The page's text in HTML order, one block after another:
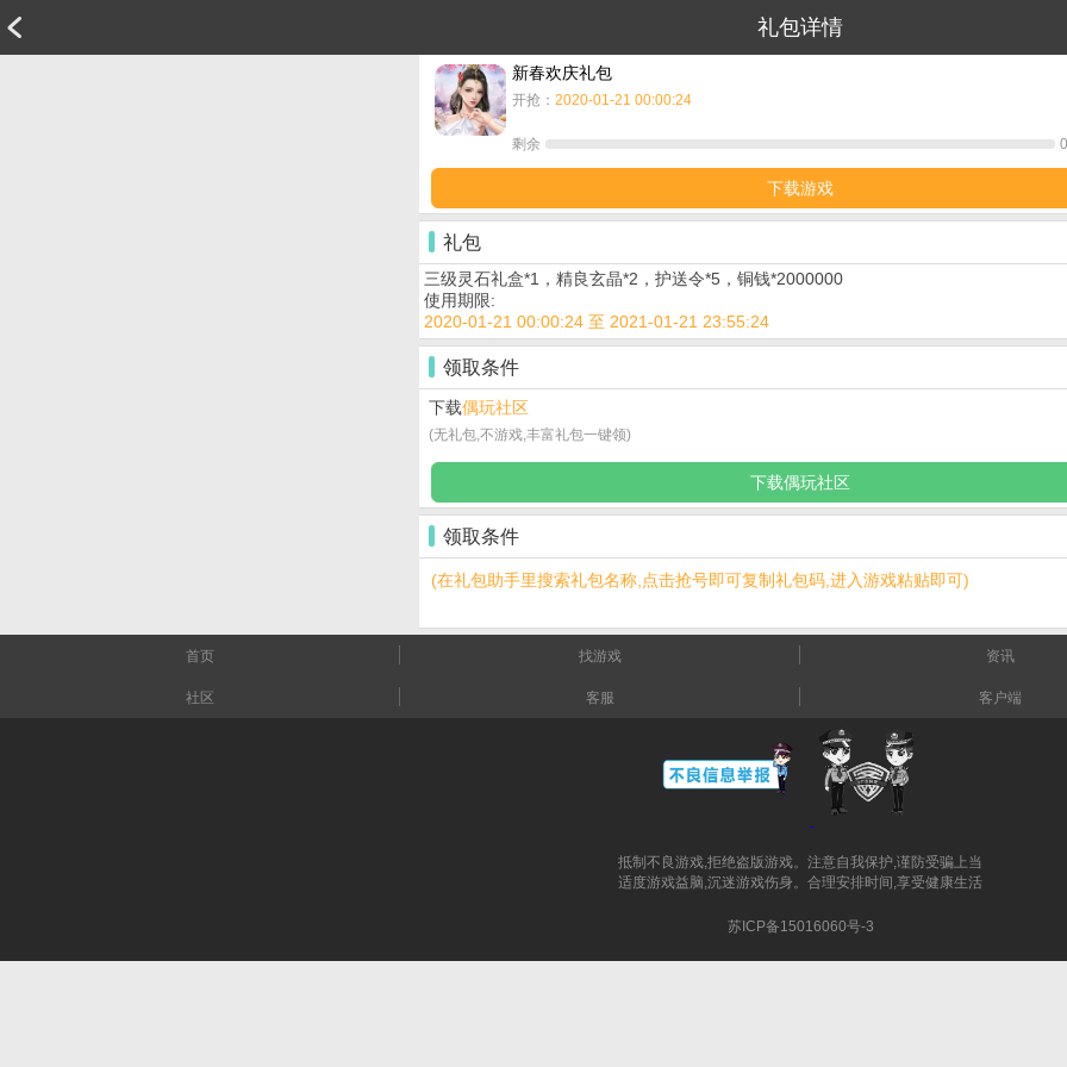
礼包详情
新春欢庆礼包
开抢： 2020-01-21 00:00:24
剩余
下载游戏
礼包
三级灵石礼盒*1，精良玄晶*2，护送令*5，铜钱*2000000
使用期限:
2020-01-21 00:00:24 至 2021-01-21 23:55:24
领取条件
下载偶玩社区
(无礼包,不游戏,丰富礼包一键领)
下载偶玩社区
领取条件
(在礼包助手里搜索礼包名称,点击抢号即可复制礼包码,进入游戏粘贴即可)
首页 找游戏 资讯
社区 客服 客户端
抵制不良游戏,拒绝盗版游戏。注意自我保护,谨防受骗上当
适度游戏益脑,沉迷游戏伤身。合理安排时间,享受健康生活
苏ICP备15016060号-3